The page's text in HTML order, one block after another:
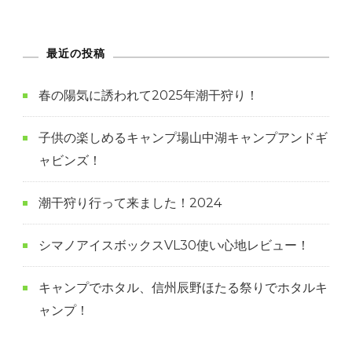
最近の投稿
春の陽気に誘われて2025年潮干狩り！
子供の楽しめるキャンプ場山中湖キャンプアンドギ
ャビンズ！
潮干狩り行って来ました！2024
シマノアイスボックスVL30使い心地レビュー！
キャンプでホタル、信州辰野ほたる祭りでホタルキ
ャンプ！